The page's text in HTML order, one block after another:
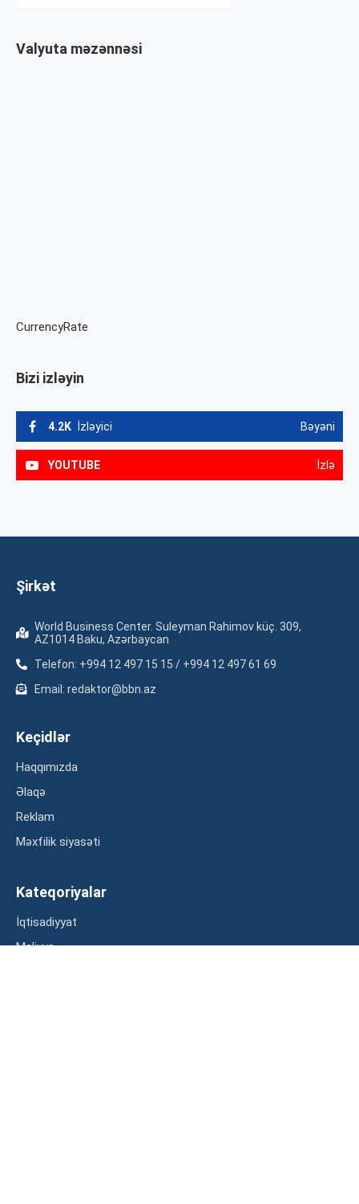
Valyuta məzənnəsi
CurrencyRate
Bizi izləyin
4.2K İzləyici Bəyəni
YOUTUBE İzlə
Şirkət
World Business Center. Suleyman Rahimov küç. 309,
AZ1014 Baku, Azərbaycan
Telefon: +994 12 497 15 15 / +994 12 497 61 69
Email: redaktor@bbn.az
Keçidlər
Haqqımızda
Əlaqə
Reklam
Məxfilik siyasəti
Kateqoriyalar
İqtisadiyyat
Maliyyə